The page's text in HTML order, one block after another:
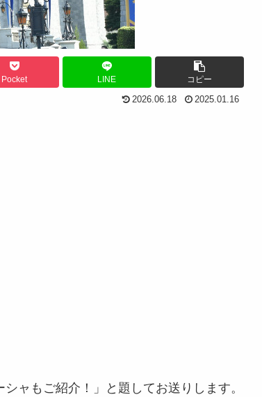
Pocket LINE コピー
2026.06.18 2025.01.16
ャもご紹介！」と題してお送りします。